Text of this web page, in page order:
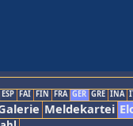
ESP FAI FIN FRA GER GRE INA
Meldekartei